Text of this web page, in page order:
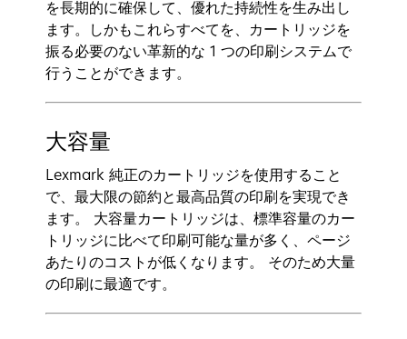
を長期的に確保して、優れた持続性を生み出し
ます。しかもこれらすべてを、カートリッジを
振る必要のない革新的な 1 つの印刷システムで
行うことができます。
大容量
Lexmark 純正のカートリッジを使用すること
で、最大限の節約と最高品質の印刷を実現でき
ます。 大容量カートリッジは、標準容量のカー
トリッジに比べて印刷可能な量が多く、ページ
あたりのコストが低くなります。 そのため大量
の印刷に最適です。